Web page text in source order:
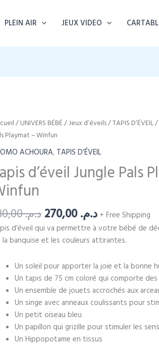
PLEIN AIR JEUX VIDEO
/UNIVERS BÉBÉ/Jeux d’éveils/TAPIS D’ÉVEIL/
Playmat – Winfun
ACHOURA, TAPIS D’ÉVEIL
d’éveil Jungle Pals
د.م.330,00 Le
prix
initial
د.م. 330,00.
د.م.270,00 Le
prix
actuel
د.م. 270,00.
+ Free Shipping
d’éveil qui va permettre à votre bébé de
la banquise et les couleurs attirantes.
Un soleil pour apporter la joie et la bonne
Un tapis de 75 cm coloré qui comporte des
Un ensemble de jouets accrochés aux
Un singe avec anneaux coulissants pour
Un petit oiseau bleu
Un papillon qui grizille pour stimuler les sens
Un Hippopotame en tissus